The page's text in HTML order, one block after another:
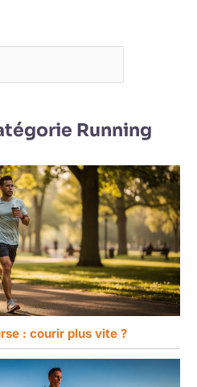
Running
: courir plus vite ?